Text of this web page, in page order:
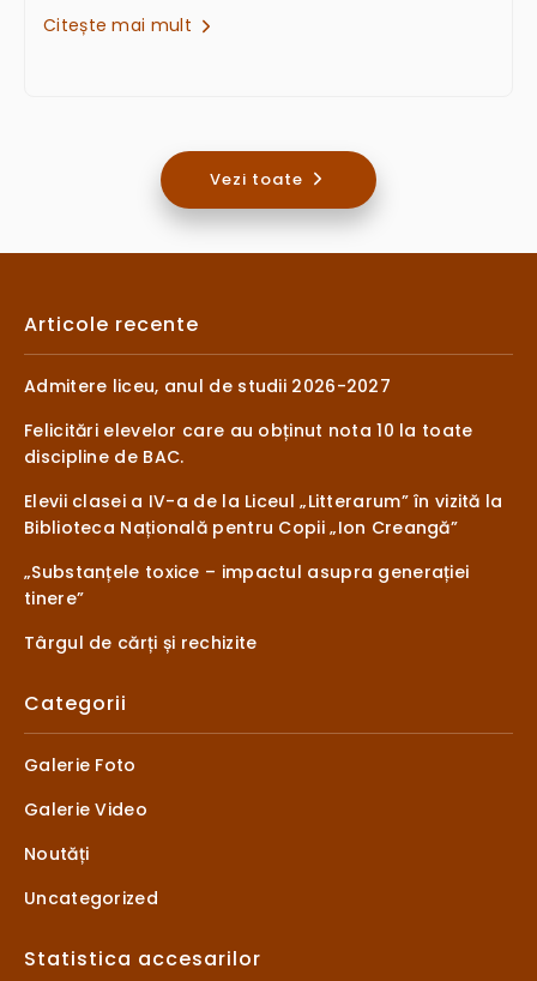
Citește mai mult
Vezi toate
Articole recente
Admitere liceu, anul de studii 2026-2027
Felicitări elevelor care au obținut nota 10 la toate
discipline de BAC.
Elevii clasei a IV-a de la Liceul „Litterarum” în vizită la
Biblioteca Națională pentru Copii „Ion Creangă”
„Substanțele toxice – impactul asupra generației
tinere”
Târgul de cărți și rechizite
Categorii
Galerie Foto
Galerie Video
Noutăți
Uncategorized
Statistica accesarilor